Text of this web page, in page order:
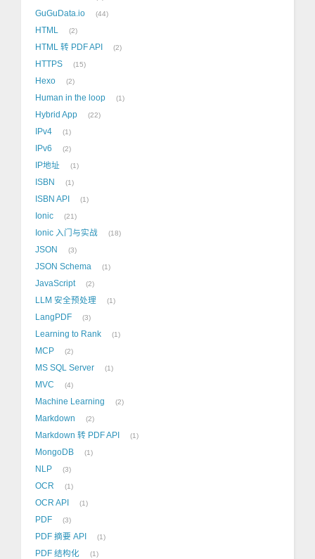
GuGuData.io 44
HTML 2
HTML 转 PDF API 2
HTTPS 15
Hexo 2
Human in the loop 1
Hybrid App 22
IPv4 1
IPv6 2
IP地址 1
ISBN 1
ISBN API 1
Ionic 21
Ionic 入门与实战 18
JSON 3
JSON Schema 1
JavaScript 2
LLM 安全预处理 1
LangPDF 3
Learning to Rank 1
MCP 2
MS SQL Server 1
MVC 4
Machine Learning 2
Markdown 2
Markdown 转 PDF API 1
MongoDB 1
NLP 3
OCR 1
OCR API 1
PDF 3
PDF 摘要 API 1
PDF 结构化 1